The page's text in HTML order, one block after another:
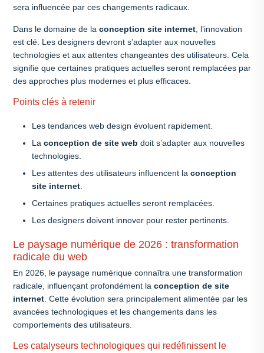
sera influencée par ces changements radicaux.
Dans le domaine de la conception site internet, l’innovation
est clé. Les designers devront s’adapter aux nouvelles
technologies et aux attentes changeantes des utilisateurs. Cela
signifie que certaines pratiques actuelles seront remplacées par
des approches plus modernes et plus efficaces.
Points clés à retenir
Les tendances web design évoluent rapidement.
La conception de site web doit s’adapter aux nouvelles
technologies.
Les attentes des utilisateurs influencent la conception
site internet.
Certaines pratiques actuelles seront remplacées.
Les designers doivent innover pour rester pertinents.
Le paysage numérique de 2026 : transformation
radicale du web
En 2026, le paysage numérique connaîtra une transformation
radicale, influençant profondément la conception de site
internet. Cette évolution sera principalement alimentée par les
avancées technologiques et les changements dans les
comportements des utilisateurs.
Les catalyseurs technologiques qui redéfinissent le